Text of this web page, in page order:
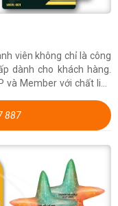
viên không chỉ là công
dành cho khách hàng.
và Member với chất liệu
887